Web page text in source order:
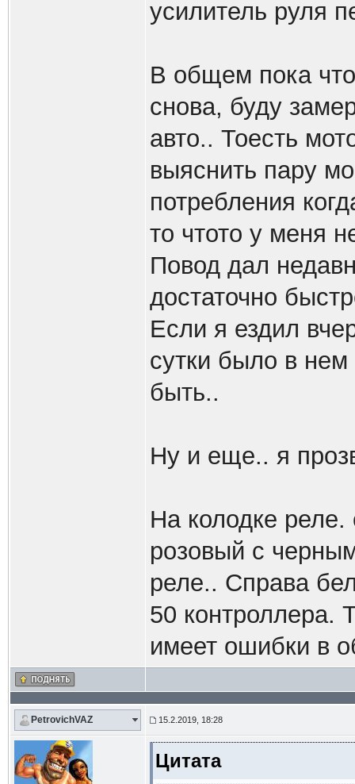
усилитель руля
В общем пока
снова, буду
авто.. Тоесть
выяснить пару
потребления
то чтото у меня
Повод дал
достаточно
Если я ездил
сутки было в
быть..
Ну и еще.. я
На колодке
розовый с
реле.. Справа
50 контроллера.
имеет ошибки в
PetrovichVAZ 15.2.2019, 18:28
Цитата